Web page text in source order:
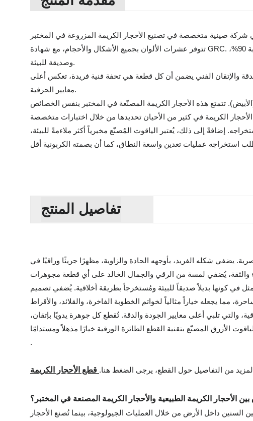
تتوفر عشرات الألوان بجميع الأشكال والأحجام، مع شهادة GRC. من الزمرد المُعالج حراريًا إلى الياقوت المُصنّع مخبريًا، مُطابقة لأفضل الأحجار الكريمة المستخرجة من الأرض، أرخص بنسبة 90%،
وصديقة للبيئة.
والإتقان الفني يضمن أن كل قطعة هي تحفة فنية فريدة، تعكس أعلى
معايير الحرفية.
تتمتع هذه الأحجار الكريمة المصنّعة في المختبر بنفس الخصائص
إضافةً إلى ذلك، يُعتبر الياقوت المُصنّع مخبرياً أكثر ملاءمةً للبيئة،
تفاصيل المنتج
يضفي شكله الفريد، بأوجهه الحادة والزاوية، مظهرًا جريئًا وراقيًا في
في كونها بديلاً صديقاً للبيئة ومُستخرجاً بطريقة أخلاقية. يُضفي تصميم
والتي تلبي أعلى معايير الجودة والدقة. تُقطع كل جوهرة يدويًا بإتقان،
.
لمزيد من التفاصيل حول القطع، يرجى الضغط هنا. قطع الأحجار الكريمة
بين الأحجار الكريمة الطبيعية والأحجار الكريمة المصنعة في المختبر؟
داخل الأرض من خلال العمليات الجيولوجية، بينما تُصنع الأحجار